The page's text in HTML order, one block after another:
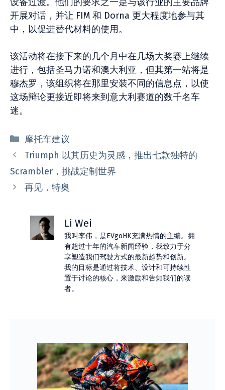
开展对话，并让 FIM 和 Dorna 更大程度地参与其
中，以促进替代材料的使用。
该活动将在接下来的几个月中在几场大奖赛上继续
进行，包括圣马力诺和澳大利亚，但其第一站将是
穆杰罗，该组织将在那里安装不同的信息点，以使
这场辩论更接近即将来到意大利赛道的数千名车
迷。
分
类
摩托车建议
Triumph 以其历史为灵感，推出七款独特的
Scrambler，挑战定制世界
再见，特奥
Li Wei
我叫李伟，是EVgoHK充满热情的主编。拥
有超过十年的汽车新闻经验，我致力于分
享塑造我们驾驶方式的最新趋势和创新。
我的目标是通过将技术、设计和可持续性
置于讨论的核心，来激励和告知我们的读
者。